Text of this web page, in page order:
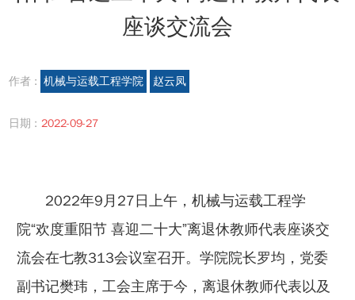
座谈交流会
作者 : 机械与运载工程学院 赵云凤
日期 : 2022-09-27
2022年9月27日上午，机械与运载工程学
院“欢度重阳节 喜迎二十大”离退休教师代表座谈交
流会在七教313会议室召开。学院院长罗均，党委
副书记樊玮，工会主席于今，离退休教师代表以及